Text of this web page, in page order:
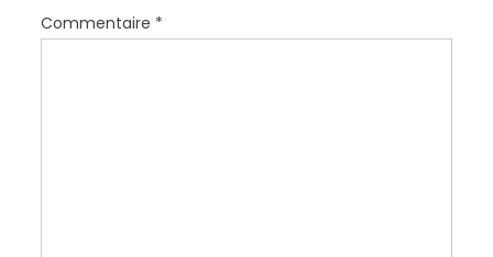
e
l
Commentaire *